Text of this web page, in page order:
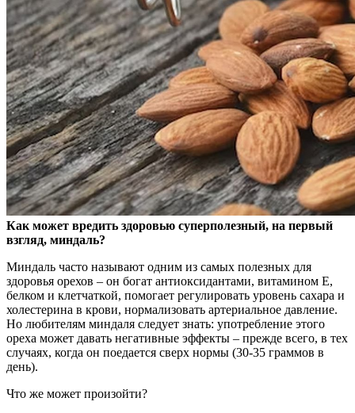
Как может вредить здоровью суперполезный, на первый
взгляд, миндаль?
Миндаль часто называют одним из самых полезных для
здоровья орехов – он богат антиоксидантами, витамином Е,
белком и клетчаткой, помогает регулировать уровень сахара и
холестерина в крови, нормализовать артериальное давление.
Но любителям миндаля следует знать: употребление этого
ореха может давать негативные эффекты – прежде всего, в тех
случаях, когда он поедается сверх нормы (30-35 граммов в
день).
Что же может произойти?